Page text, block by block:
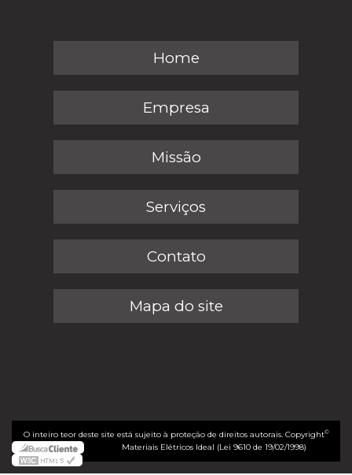
Home
Empresa
Missão
Serviços
Contato
Mapa do site
O inteiro teor deste site está sujeito à proteção de direitos autorais. Copyright©
Materiais Elétricos Ideal (Lei 9610 de 19/02/1998)